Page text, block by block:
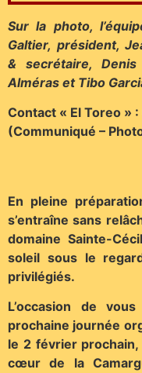
Sur la photo,
Galtier, président,
& secrétaire,
Alméras et Tibo
Contact « El Toreo » :
(Communiqué –
En pleine
s’entraîne sans
domaine Sainte-
soleil sous le
privilégiés.
L’occasion de
prochaine journée
le 2 février
cœur de la